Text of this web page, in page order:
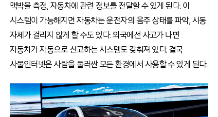
맥박을 측정, 자동차에 관련 정보를 전달할 수 있게 된다. 이
시스템이 가능해지면 자동차는 운전자의 음주 상태를 파악, 시동
자체가 걸리지 않게 할 수도 있다. 외국에선 사고가 나면
자동차가 자동으로 신고하는 시스템도 갖춰져 있다. 결국
사물인터넷은 사람을 둘러싼 모든 환경에서 사용할 수 있게 된다.